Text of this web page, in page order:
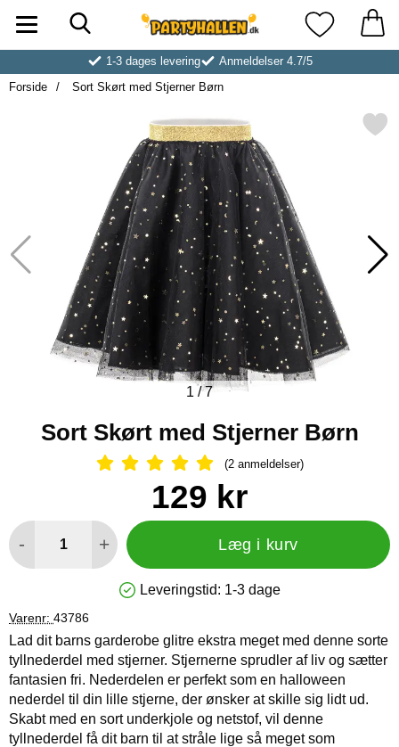
Startside for Partyhallen AB Mine
1-3 dages levering
Anmeldelser 4.7/5
Forside
Sort Skørt med Stjerner Børn
Markér sort Skørt med
1 /7
Sort Skørt med Stjerner Børn
Anmeldelser: 5 Stjerne, Spring til
(2 anmeldelser)
Køb dette produkt Sort Skørt med Stjerner Børn
pris
129 kr
- + Læg i kurv
Produkttilgængelighed: På lager
Leveringstid: 1-3 dage
Varenr: 43786
Lad dit barns garderobe glitre ekstra meget med denne sorte
tyllnederdel med stjerner. Stjernerne sprudler af liv og sætter
fantasien fri. Nederdelen er perfekt som en halloween
nederdel til din lille stjerne, der ønsker at skille sig lidt ud.
Skabt med en sort underkjole og netstof, vil denne
tyllnederdel få dit barn til at stråle lige så meget som